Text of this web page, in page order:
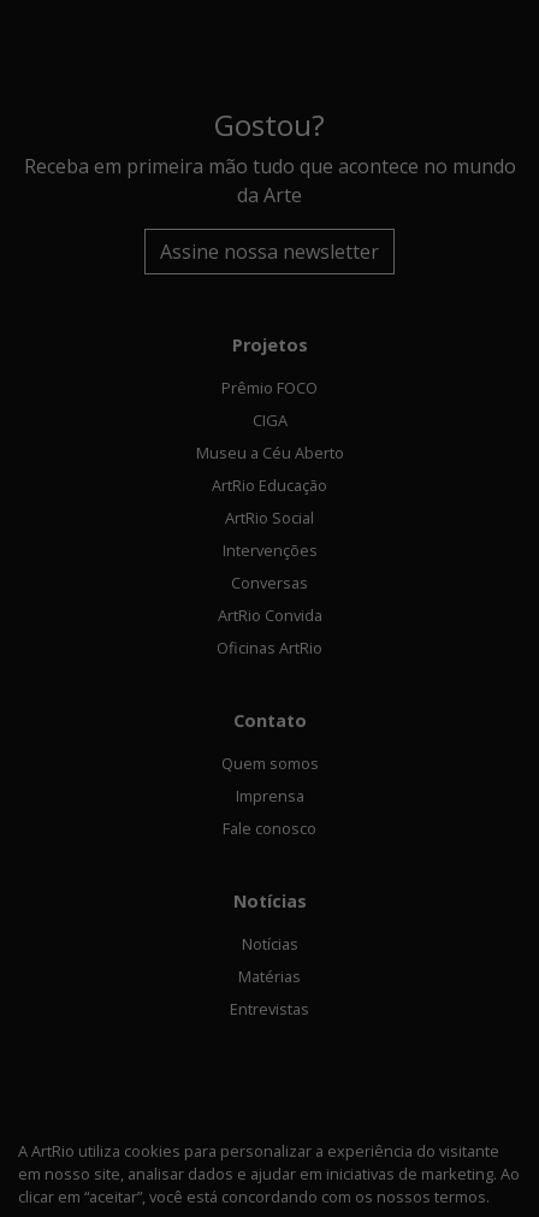
Gostou?
Receba em primeira mão tudo que acontece no mundo
da Arte
Assine nossa newsletter
Projetos
Prêmio FOCO
CIGA
Museu a Céu Aberto
ArtRio Educação
ArtRio Social
Intervenções
Conversas
ArtRio Convida
Oficinas ArtRio
Contato
Quem somos
Imprensa
Fale conosco
Notícias
Notícias
Matérias
Entrevistas
Política de privacidade
© 2026 ArtRio Todos os direitos rerservados
A ArtRio utiliza cookies para personalizar a experiência do visitante
em nosso site, analisar dados e ajudar em iniciativas de marketing. Ao
clicar em “aceitar”, você está concordando com os nossos termos.